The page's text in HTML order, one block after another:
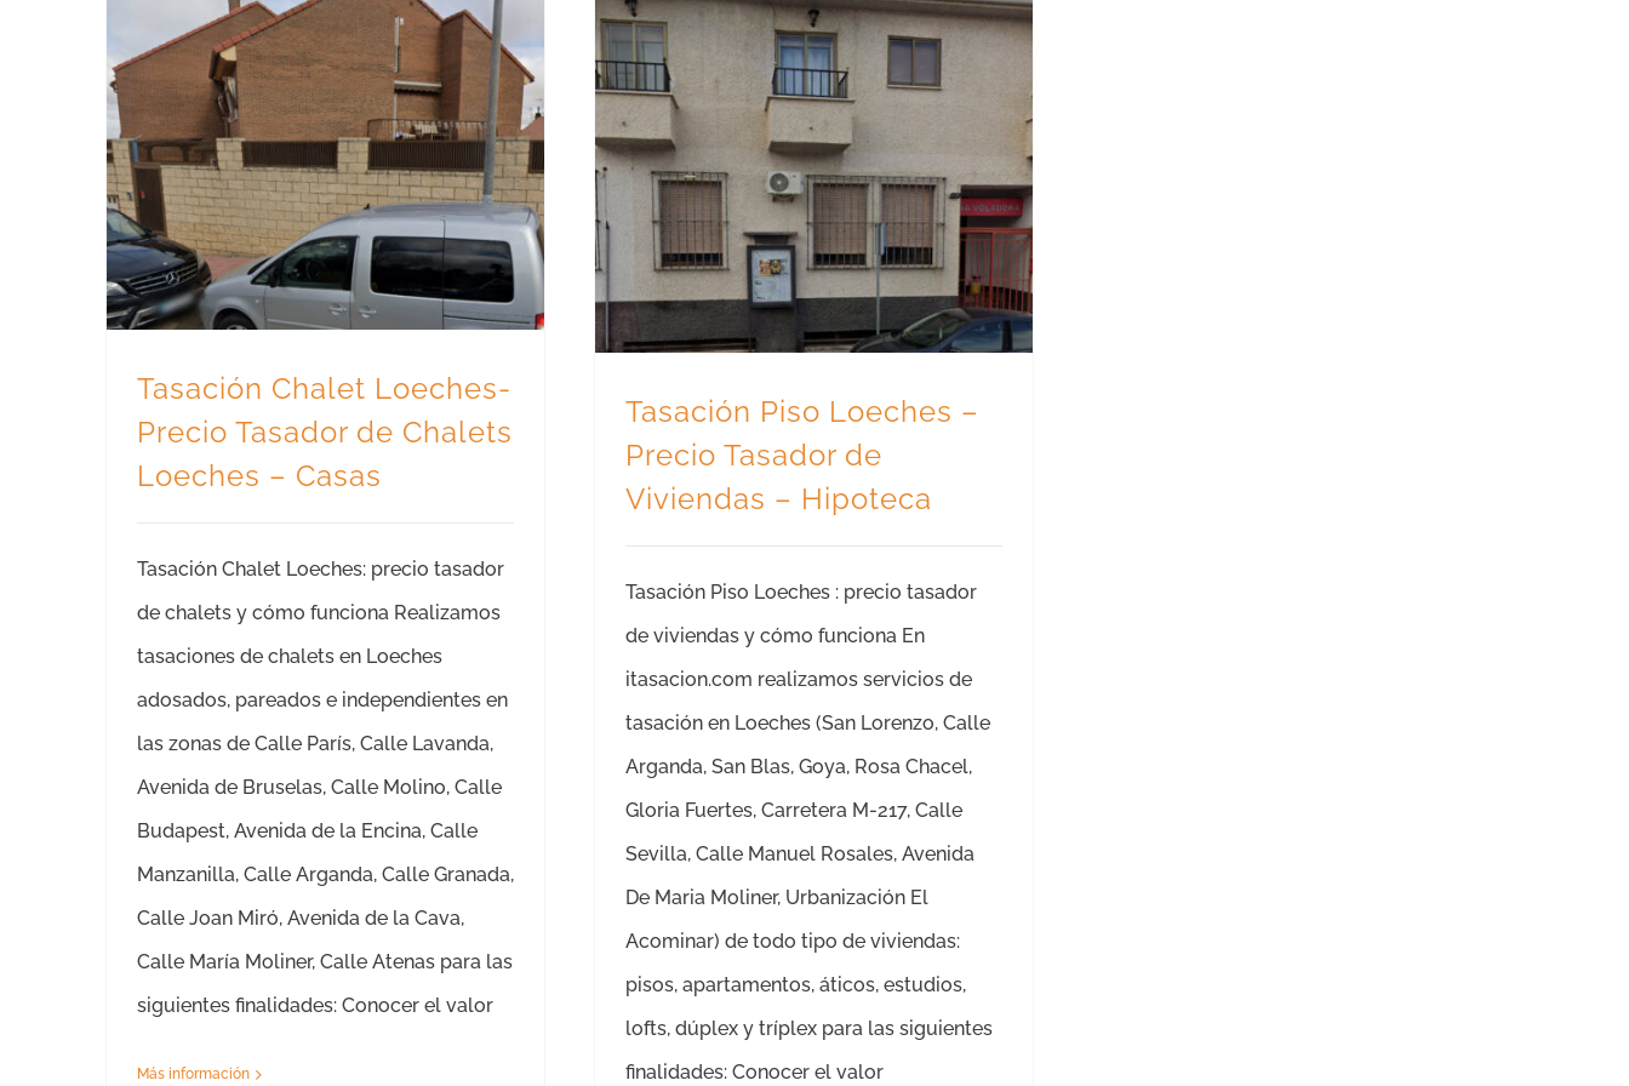
Tasación Chalet Loeches-
Precio Tasador de Chalets
Loeches – Casas
Tasación Chalet Loeches: precio tasador
de chalets y cómo funciona Realizamos
tasaciones de chalets en Loeches
adosados, pareados e independientes en
las zonas de Calle París, Calle Lavanda,
Avenida de Bruselas, Calle Molino, Calle
Budapest, Avenida de la Encina, Calle
Manzanilla, Calle Arganda, Calle Granada,
Calle Joan Miró, Avenida de la Cava,
Calle María Moliner, Calle Atenas para las
siguientes finalidades: Conocer el valor
Más información
Tasación Piso Loeches –
Precio Tasador de
Viviendas – Hipoteca
Tasación Piso Loeches : precio tasador
de viviendas y cómo funciona En
itasacion.com realizamos servicios de
tasación en Loeches (San Lorenzo, Calle
Arganda, San Blas, Goya, Rosa Chacel,
Gloria Fuertes, Carretera M-217, Calle
Sevilla, Calle Manuel Rosales, Avenida
De Maria Moliner, Urbanización El
Acominar) de todo tipo de viviendas:
pisos, apartamentos, áticos, estudios,
lofts, dúplex y tríplex para las siguientes
finalidades: Conocer el valor